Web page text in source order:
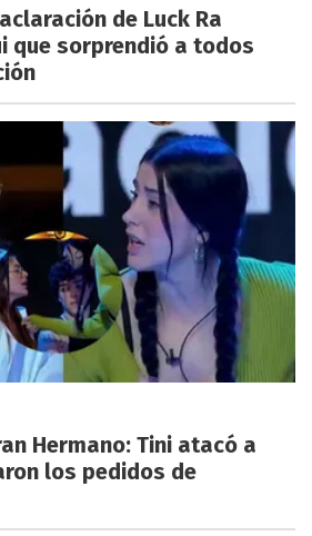
de Luck Ra
que sorprendió a todos
Hermano: Tini atacó a
los pedidos de